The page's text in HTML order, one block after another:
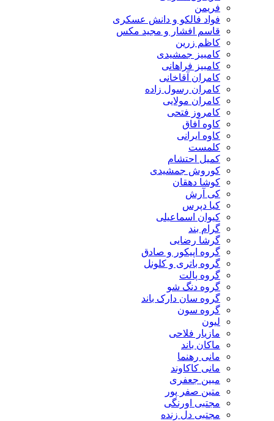
فریمن
فواد فالکو و دانش عسکری
قاسم افشار و مجید مکس
کاظم زرین
کامبیز جمشیدی
کامبیز فراهانی
کامران آقاخانی
کامران رسول زاده
کامران مولایی
کامروز فتحی
کاوه آفاق
کاوه ایرانی
کلمست
کمیل احتشام
کوروش جمشیدی
کوشا دهقان
کی آرش
کیا دپرس
کیوان اسماعیلی
گرام بند
گرشا رضایی
گروه اپیکور و صادق
گروه باتری و کلونل
گروه پالت
گروه دنگ شو
گروه سان دارک باند
گروه سون
لیون
مازیار فلاحی
ماکان باند
مانی رهنما
مانی کاکاوند
مبین جعفری
متین صفر پور
مجتبی اورنگی
مجتبی دل زنده